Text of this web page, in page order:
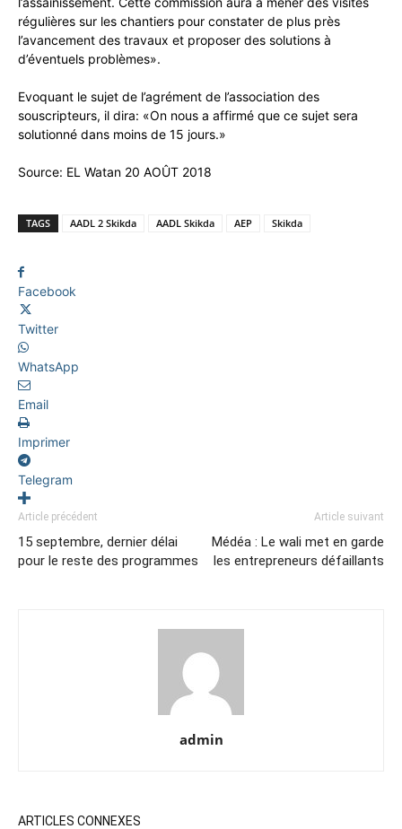
régulières sur les chantiers pour constater de plus près
l’avancement des travaux et proposer des solutions à
d’éventuels problèmes».
Evoquant le sujet de l’agrément de l’association des
souscripteurs, il dira: «On nous a affirmé que ce sujet sera
solutionné dans moins de 15 jours.»
Source: EL Watan 20 AOÛT 2018
TAGS AADL 2 Skikda AADL Skikda AEP Skikda
Facebook
Twitter
WhatsApp
Email
Imprimer
Telegram
Article précédent
15 septembre, dernier délai
pour le reste des programmes
Article suivant
Médéa : Le wali met en garde
les entrepreneurs défaillants
admin
ARTICLES CONNEXES